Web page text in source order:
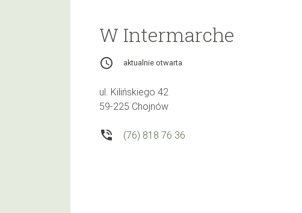
W Intermarche
access_time aktualnie otwarta
ul. Kilińskiego 42
59-225 Chojnów
phone_in_talk (76) 818 76 36